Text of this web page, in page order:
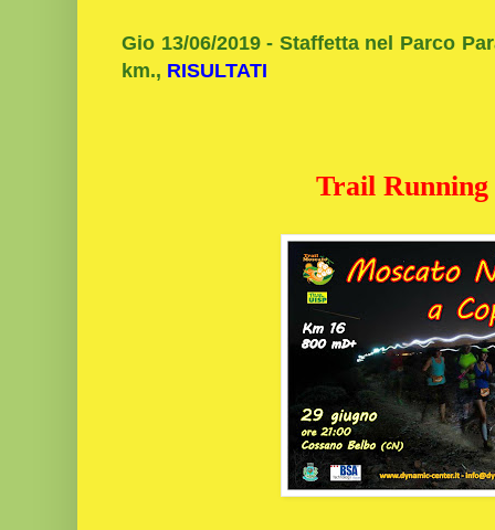
Gio 13/06/2019 - Staffetta nel Parco
km., RISULTATI
Trail Running